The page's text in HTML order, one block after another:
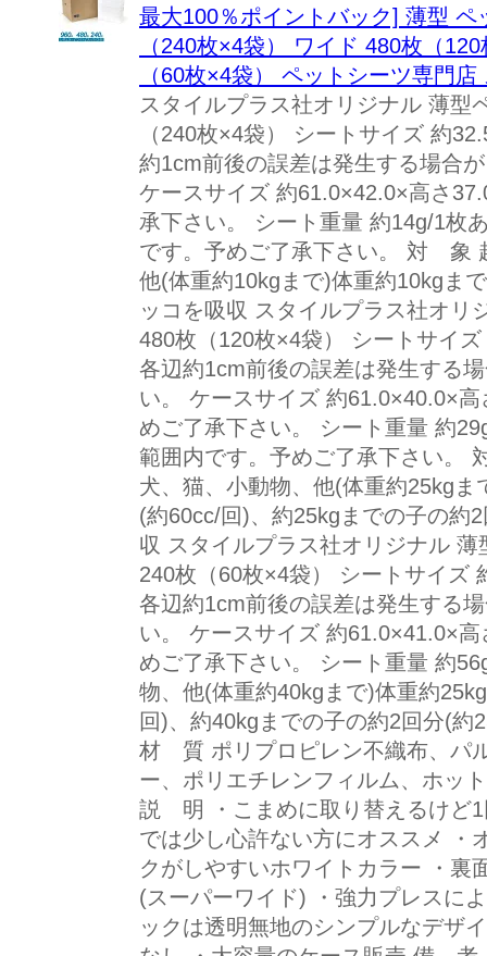
最大100％ポイントバック] 薄型
（240枚×4袋） ワイド 480枚（
（60枚×4袋） ペットシーツ専門
スタイルプラス社オリジナル 薄型
（240枚×4袋） シートサイズ 約
約1cm前後の誤差は発生する場合
ケースサイズ 約61.0×42.0×高さ
承下さい。 シート重量 約14g/1枚
です。予めご了承下さい。 対 象
他(体重約10kgまで)体重約10kgま
ッコを吸収 スタイルプラス社オリ
480枚（120枚×4袋） シートサイ
各辺約1cm前後の誤差は発生する
い。 ケースサイズ 約61.0×40.0×
めご了承下さい。 シート重量 約
範囲内です。予めご了承下さい。
犬、猫、小動物、他(体重約25kg
(約60cc/回)、約25kgまでの子の約
収 スタイルプラス社オリジナル
240枚（60枚×4袋） シートサイズ
各辺約1cm前後の誤差は発生する
い。 ケースサイズ 約61.0×41.0×
めご了承下さい。 シート重量 約
物、他(体重約40kgまで)体重約
回)、約40kgまでの子の約2回分(
材 質 ポリプロピレン不織布、パ
ー、ポリエチレンフィルム、ホッ
説 明 ・こまめに取り替えるけど
では少し心許ない方にオススメ ・
クがしやすいホワイトカラー ・裏
(スーパーワイド) ・強力プレスに
ックは透明無地のシンプルなデザ